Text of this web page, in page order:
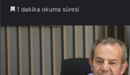
1 dakika okuma süresi